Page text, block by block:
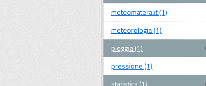
meteomatera.it (1)
meteorologia (1)
pioggia (1)
pressione (1)
statistica (1)